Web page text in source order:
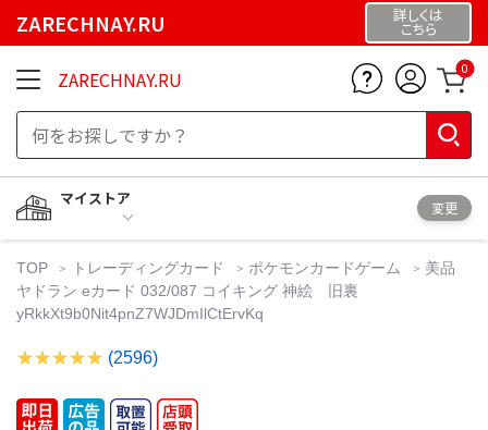
ZARECHNAY.RU 詳しくは
こちら
ZARECHNAY.RU 0
マイストア
変更
TOP トレーディングカード ポケモンカードゲーム
美品
ヤドラン eカード 032/087 コイキング 神絵 旧裏
yRkkXt9b0Nit4pnZ7WJDmIlCtErvKq
(2596)